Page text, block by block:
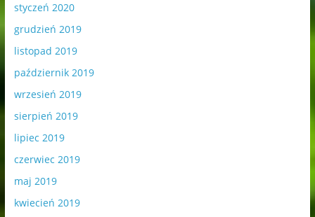
styczeń 2020
grudzień 2019
listopad 2019
październik 2019
wrzesień 2019
sierpień 2019
lipiec 2019
czerwiec 2019
maj 2019
kwiecień 2019